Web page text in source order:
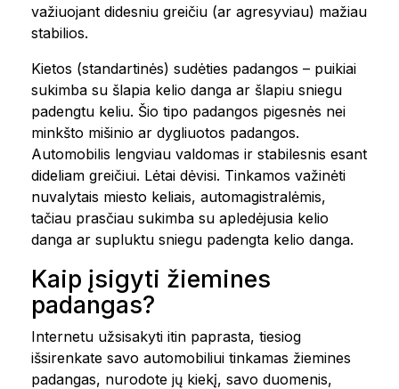
važiuojant didesniu greičiu (ar agresyviau) mažiau
stabilios.
Kietos (standartinės) sudėties padangos – puikiai
sukimba su šlapia kelio danga ar šlapiu sniegu
padengtu keliu. Šio tipo padangos pigesnės nei
minkšto mišinio ar dygliuotos padangos.
Automobilis lengviau valdomas ir stabilesnis esant
dideliam greičiui. Lėtai dėvisi. Tinkamos važinėti
nuvalytais miesto keliais, automagistralėmis,
tačiau prasčiau sukimba su apledėjusia kelio
danga ar supluktu sniegu padengta kelio danga.
Kaip įsigyti žiemines
padangas?
Internetu užsisakyti itin paprasta, tiesiog
išsirenkate savo automobiliui tinkamas žiemines
padangas, nurodote jų kiekį, savo duomenis,